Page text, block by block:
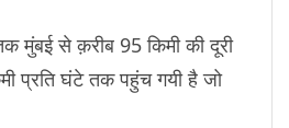
मुंबई से क़रीब 95 किमी की दूरी
प्रति घंटे तक पहुंच गयी है जो